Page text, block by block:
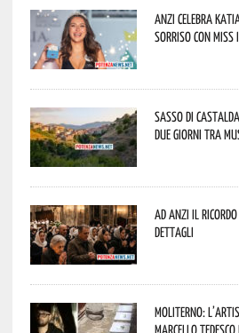
Anzi celebra
Sorriso con
Sasso di
due giorni tra
Ad Anzi il ricordo
dettagli
Moliterno:
Marcello